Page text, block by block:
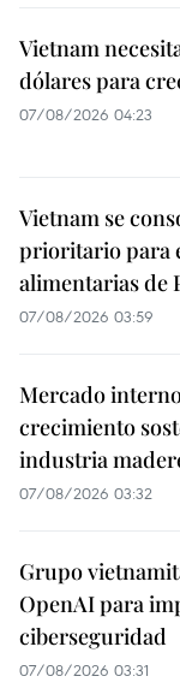
Vietnam
dólares para
07/08/2026 04:23
Vietnam se
prioritario para
alimentarias de
07/08/2026 03:59
Mercado
crecimiento
industria
07/08/2026 03:32
Grupo
OpenAI para
ciberseguridad
07/08/2026 03:31